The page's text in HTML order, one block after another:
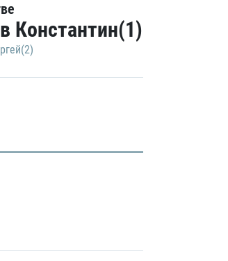
Константин(1)